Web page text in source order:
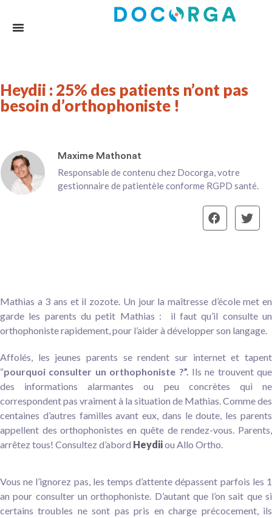
Heydii : 25% des patients n’ont pas
besoin d’orthophoniste !
Maxime Mathonat
Responsable de contenu chez Docorga, votre
gestionnaire de patientèle conforme RGPD santé.
Mathias a 3 ans et il zozote. Un jour la maîtresse d’école met en
garde les parents du petit Mathias : il faut qu’il consulte un
orthophoniste rapidement, pour l’aider à développer son langage
Affolés, les jeunes parents se rendent sur internet et tapent
“pourquoi consulter un orthophoniste ?”. Ils ne trouvent que
des informations alarmantes ou peu concrètes qui ne
correspondent pas vraiment à la situation de Mathias. Comme des
centaines d’autres familles avant eux, dans le doute, les parents
appellent des orthophonistes en quête de rendez-vous. Parents,
arrêtez tous! Consultez d’abord Heydiiou Allo Ortho.
Vous ne l’ignorez pas, les temps d’attente dépassent parfois les 1
an pour consulter un orthophoniste. D’autant que l’on sait que si
certains troubles ne sont pas pris en charge précocement, ils